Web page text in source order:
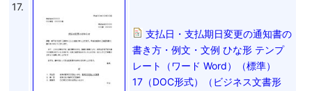
17.
支払日・支払期日変更の通知書の
書き方・例文・文例 ひな形 テンプ
レート（ワード Word）（標準）
17（DOC形式）（ビジネス文書形